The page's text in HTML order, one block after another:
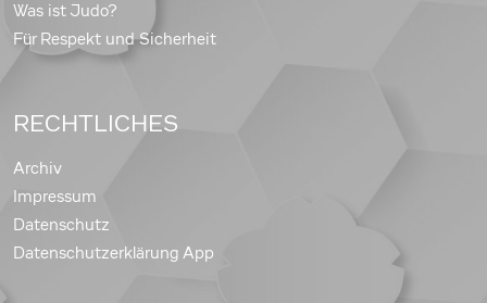
Was ist Judo?
Für Respekt und Sicherheit
RECHTLICHES
Archiv
Impressum
Datenschutz
Datenschutzerklärung App